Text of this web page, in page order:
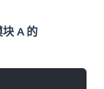
A 的